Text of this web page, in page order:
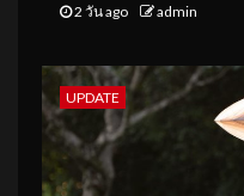
2 วัน ago admin
UPDATE